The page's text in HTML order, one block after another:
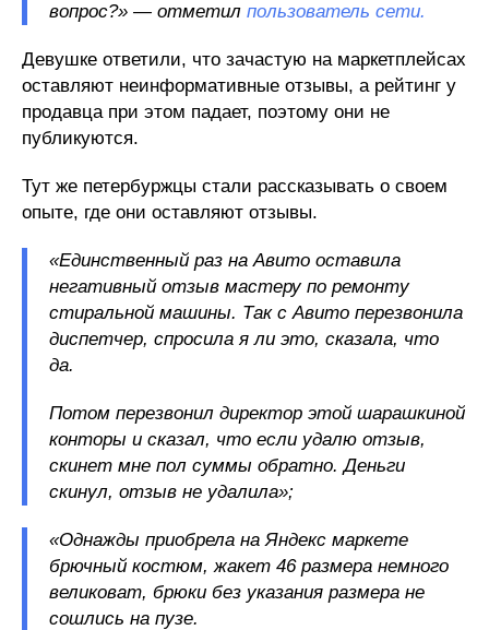
вопрос?» — отметил пользователь сети.
Девушке ответили, что зачастую на маркетплейсах
оставляют неинформативные отзывы, а рейтинг у
продавца при этом падает, поэтому они не
публикуются.
Тут же петербуржцы стали рассказывать о своем
опыте, где они оставляют отзывы.
«Единственный раз на Авито оставила
негативный отзыв мастеру по ремонту
стиральной машины. Так с Авито перезвонила
диспетчер, спросила я ли это, сказала, что
да.
Потом перезвонил директор этой шарашкиной
конторы и сказал, что если удалю отзыв,
скинет мне пол суммы обратно. Деньги
скинул, отзыв не удалила»;
«Однажды приобрела на Яндекс маркете
брючный костюм, жакет 46 размера немного
великоват, брюки без указания размера не
сошлись на пузе.